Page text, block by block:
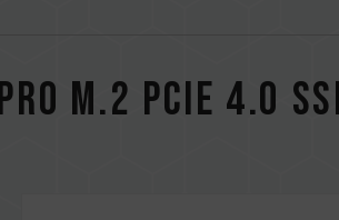
M.2 PCIe 4.0